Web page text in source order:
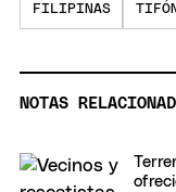
FILIPINAS TIFÓN
NOTAS